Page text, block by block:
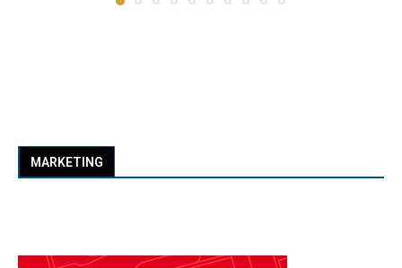
MARKETING